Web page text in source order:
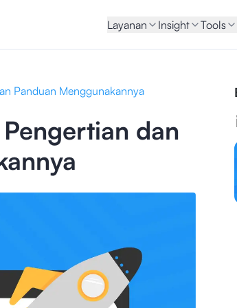
Layanan Insight Tools
Panduan Menggunakannya
dan